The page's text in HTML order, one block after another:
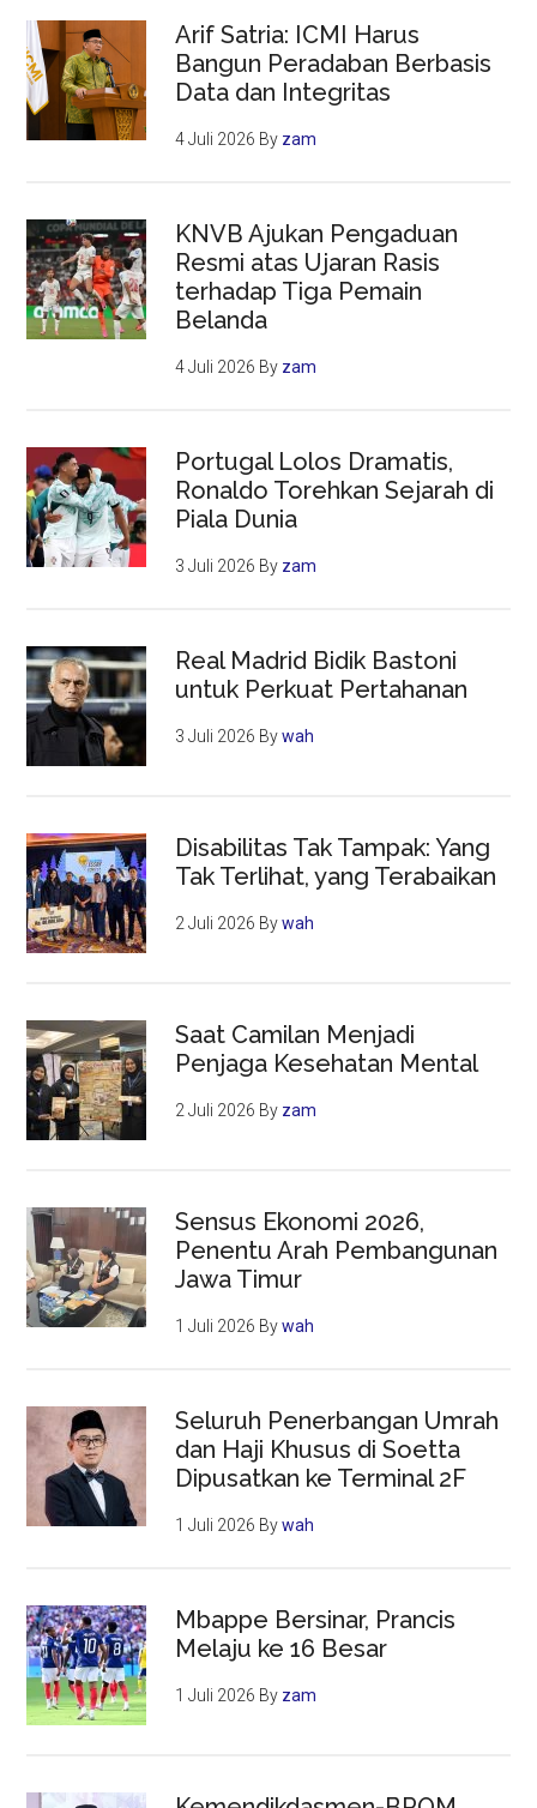
Arif Satria: ICMI Harus
Bangun Peradaban Berbasis
Data dan Integritas
4 Juli 2026 By zam
KNVB Ajukan Pengaduan
Resmi atas Ujaran Rasis
terhadap Tiga Pemain
Belanda
4 Juli 2026 By zam
Portugal Lolos Dramatis,
Ronaldo Torehkan Sejarah di
Piala Dunia
3 Juli 2026 By zam
Real Madrid Bidik Bastoni
untuk Perkuat Pertahanan
3 Juli 2026 Bywah
Disabilitas Tak Tampak: Yang
Tak Terlihat, yang Terabaikan
2 Juli 2026 Bywah
Saat Camilan Menjadi
Penjaga Kesehatan Mental
2 Juli 2026 By zam
Sensus Ekonomi 2026,
Penentu Arah Pembangunan
Jawa Timur
1 Juli 2026 Bywah
Seluruh Penerbangan Umrah
dan Haji Khusus di Soetta
Dipusatkan ke Terminal 2F
1 Juli 2026 Bywah
Mbappe Bersinar, Prancis
Melaju ke 16 Besar
1 Juli 2026 By zam